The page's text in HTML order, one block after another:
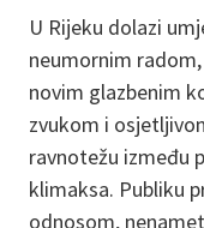
U Rijeku dolazi
neumornim
novim glazbenim
zvukom i
ravnotežu između
klimaksa. Publiku
odnosom,